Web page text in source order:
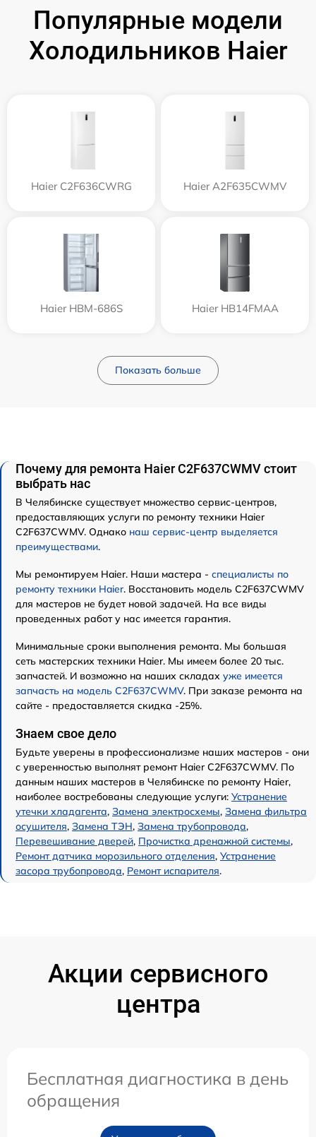
Популярные модели
Холодильников Haier
Haier C2F636CWRG Haier A2F635CWMV
Haier HBM-686S Haier HB14FMAA
Показать больше
Почему для ремонта Haier C2F637CWMV стоит
выбрать нас
В Челябинске существует множество сервис-центров,
предоставляющих услуги по ремонту техники Haier
C2F637CWMV. Однако наш сервис-центр выделяется
преимуществами.
Мы ремонтируем Haier. Наши мастера - специалисты по
ремонту техники Haier. Восстановить модель C2F637CWMV
для мастеров не будет новой задачей. На все виды
проведенных работ у нас имеется гарантия.
Минимальные сроки выполнения ремонта. Мы большая
сеть мастерских техники Haier. Мы имеем более 20 тыс.
запчастей. И возможно на наших складах уже имеется
запчасть на модель C2F637CWMV. При заказе ремонта на
сайте - предоставляется скидка -25%.
Знаем свое дело
Будьте уверены в профессионализме наших мастеров - они
с уверенностью выполнят ремонт Haier C2F637CWMV. По
данным наших мастеров в Челябинске по ремонту Haier,
наиболее востребованы следующие услуги: Устранение
утечки хладагента, Замена электросхемы, Замена фильтра
осушителя, Замена ТЭН, Замена трубопровода,
Перевешивание дверей, Прочистка дренажной системы,
Ремонт датчика морозильного отделения, Устранение
засора трубопровода, Ремонт испарителя.
Акции сервисного
центра
Бесплатная диагностика в день
обращения